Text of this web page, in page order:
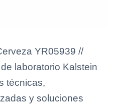
YR05939 //
laboratorio Kalstein
técnicas,
y soluciones